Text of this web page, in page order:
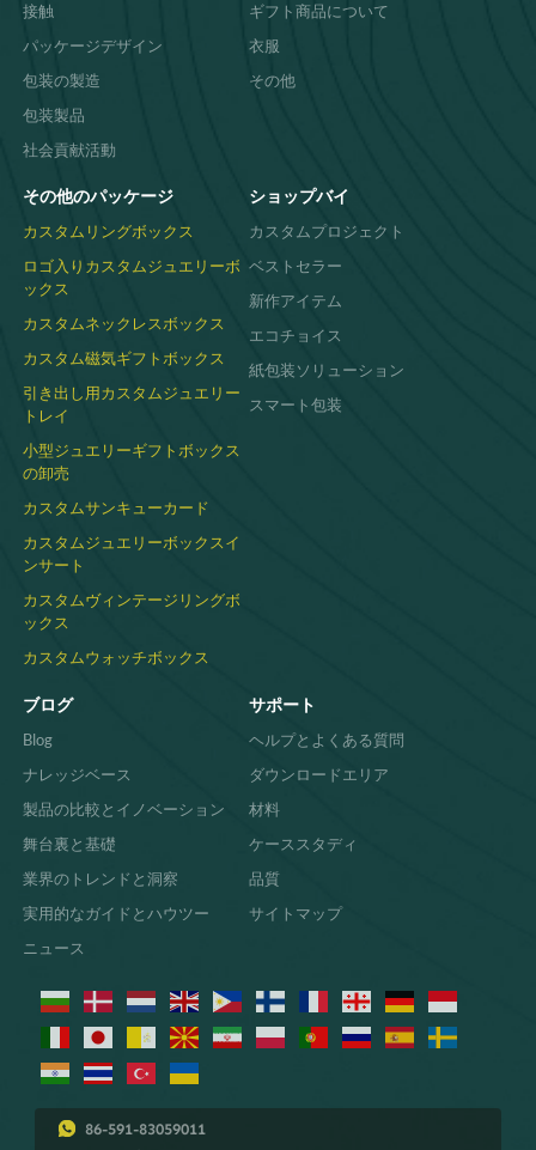
能なテンプレート、プロによる構築のヒント
が含まれており、魅力的で機能的なストレー
ジ ソリューションを作成するのに役立ちま
接触
パッケージデザイン
包装の製造
包装製品
社会貢献活動
ギフト商品について
衣服
その他
その他のパッケージ
カスタムリングボックス
ロゴ入りカスタムジュエリーボ
ックス
カスタムネックレスボックス
カスタム磁気ギフトボックス
引き出し用カスタムジュエリー
トレイ
小型ジュエリーギフトボックス
の卸売
カスタムサンキューカード
カスタムジュエリーボックスイ
ンサート
カスタムヴィンテージリングボ
ックス
カスタムウォッチボックス
ショップバイ
カスタムプロジェクト
ベストセラー
新作アイテム
エコチョイス
紙包装ソリューション
スマート包装
ブログ
Blog
ナレッジベース
製品の比較とイノベーション
舞台裏と基礎
業界のトレンドと洞察
実用的なガイドとハウツー
ニュース
サポート
ヘルプとよくある質問
ダウンロードエリア
材料
ケーススタディ
品質
サイトマップ
86-591-83059011